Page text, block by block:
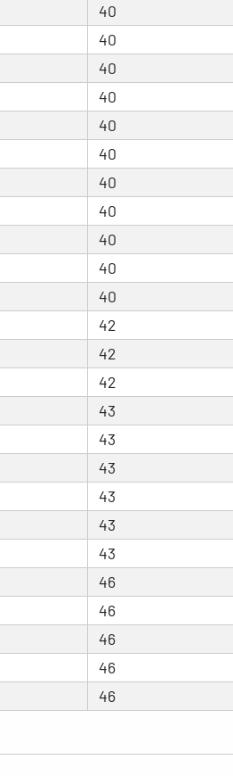
40
40
40
40
40
40
40
40
40
40
40
42
42
42
43
43
43
43
43
43
46
46
46
46
46